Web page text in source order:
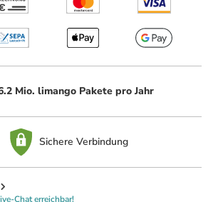
Mio. limango Pakete pro Jahr
Sichere Verbindung
Chat erreichbar!